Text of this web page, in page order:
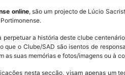
online, são um projecto de Lúcio
perpetuar a história deste clube
que o Clube/SAD são isentos de
as suas memórias e fotos/imagens ou à
nesta secção, visam apenas um